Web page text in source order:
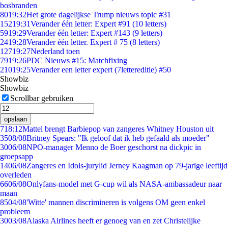
bosbranden
8019:32Het grote dagelijkse Trump nieuws topic #31
15219:31Verander één letter: Expert #91 (10 letters)
5919:29Verander één letter: Expert #143 (9 letters)
2419:28Verander één letter. Expert # 75 (8 letters)
12719:27Nederland toen
7919:26PDC Nieuws #15: Matchfixing
21019:25Verander een letter expert (7lettereditie) #50
Showbiz
Showbiz
Scrollbar gebruiken
opslaan
718:12Mattel brengt Barbiepop van zangeres Whitney Houston uit
3508/08Britney Spears: "Ik geloof dat ik heb gefaald als moeder"
3006/08NPO-manager Menno de Boer geschorst na dickpic in
groepsapp
1406/08Zangeres en Idols-jurylid Jerney Kaagman op 79-jarige leeftijd
overleden
6606/08Onlyfans-model met G-cup wil als NASA-ambassadeur naar
maan
8504/08'Witte' mannen discrimineren is volgens OM geen enkel
probleem
3003/08Alaska Airlines heeft er genoeg van en zet Christelijke